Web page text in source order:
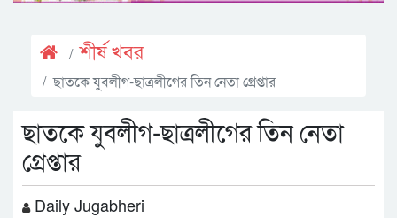
শীর্ষ খবর
ছাতকে যুবলীগ-ছাত্রলীগের তিন নেতা গ্রেপ্তার
ছাতকে যুবলীগ-ছাত্রলীগের তিন নেতা
গ্রেপ্তার
Daily Jugabheri